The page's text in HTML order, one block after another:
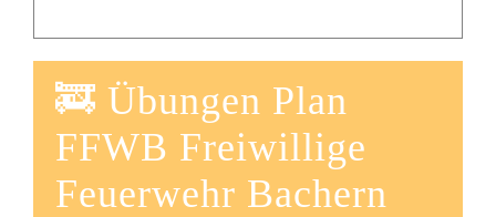
🚒 Übungen Plan
FFWB Freiwillige
Feuerwehr Bachern